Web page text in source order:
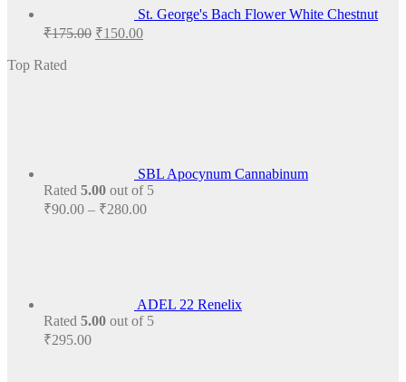
St. George's Bach Flower White Chestnut
₹175.00 Original
₹150.00Current
Top Rated
SBL Apocynum Cannabinum
Rated 5.00 out of 5
₹90.00 – ₹280.00Price
ADEL 22 Renelix
Rated 5.00 out of 5
₹295.00